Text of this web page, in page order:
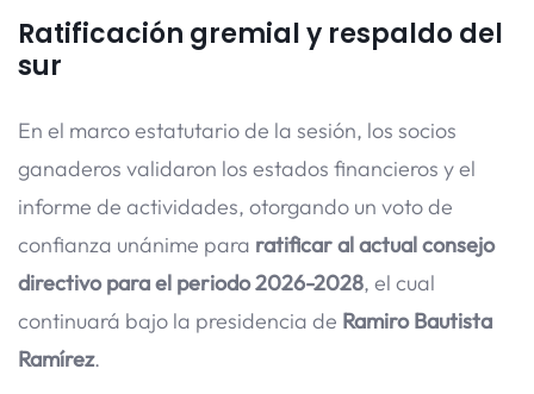
Ratificación gremial y respaldo del
sur
En el marco estatutario de la sesión, los socios
ganaderos validaron los estados financieros y el
informe de actividades, otorgando un voto de
confianza unánime para ratificar al actual consejo
directivo para el periodo 2026-2028, el cual
continuará bajo la presidencia de Ramiro Bautista
Ramírez.